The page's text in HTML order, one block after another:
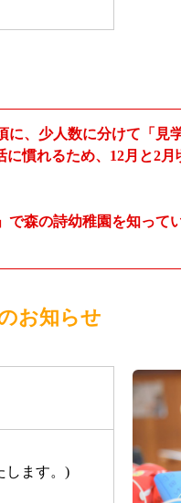
、少人数に分けて「見
慣れるため、12月と2
森の詩幼稚園を知って
お知らせ
します。)